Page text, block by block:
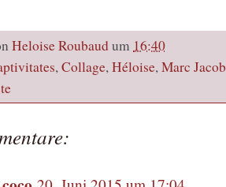
Heloise Roubaudum 16:40
,Collage,Héloise,Marc